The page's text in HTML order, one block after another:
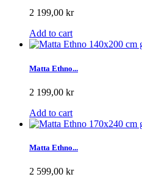
2 199,00 kr
Add to cart
Matta Ethno...
2 199,00 kr
Add to cart
Matta Ethno...
2 599,00 kr